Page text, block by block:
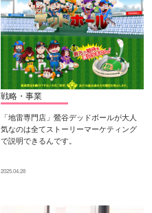
戦略・事業
「地雷専門店」鶯谷デッドボールが大人
気なのは全てストーリーマーケティング
で説明できるんです。
2025.04.28